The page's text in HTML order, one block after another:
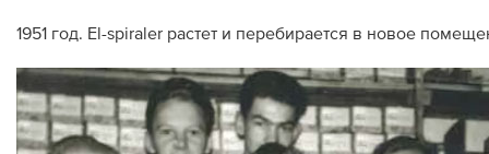
1951 год. El-spiraler растет и перебирается в новое